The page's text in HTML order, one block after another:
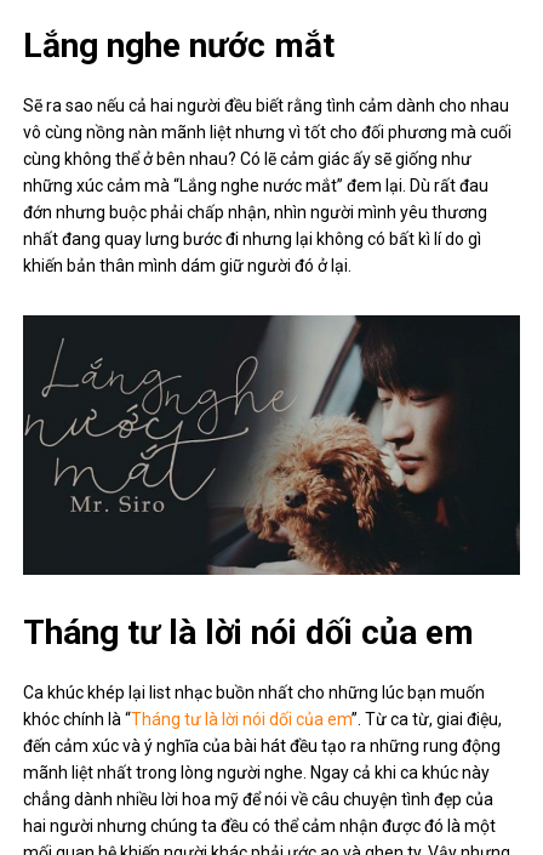
Lắng nghe nước mắt
Sẽ ra sao nếu cả hai người đều biết rằng tình cảm dành cho nhau
vô cùng nồng nàn mãnh liệt nhưng vì tốt cho đối phương mà cuối
cùng không thể ở bên nhau? Có lẽ cảm giác ấy sẽ giống như
những xúc cảm mà “Lắng nghe nước mắt” đem lại. Dù rất đau
đớn nhưng buộc phải chấp nhận, nhìn người mình yêu thương
nhất đang quay lưng bước đi nhưng lại không có bất kì lí do gì
khiến bản thân mình dám giữ người đó ở lại.
Tháng tư là lời nói dối của em
Ca khúc khép lại list nhạc buồn nhất cho những lúc bạn muốn
khóc chính là “Tháng tư là lời nói dối của em”. Từ ca từ, giai điệu,
đến cảm xúc và ý nghĩa của bài hát đều tạo ra những rung động
mãnh liệt nhất trong lòng người nghe. Ngay cả khi ca khúc này
chẳng dành nhiều lời hoa mỹ để nói về câu chuyện tình đẹp của
hai người nhưng chúng ta đều có thể cảm nhận được đó là một